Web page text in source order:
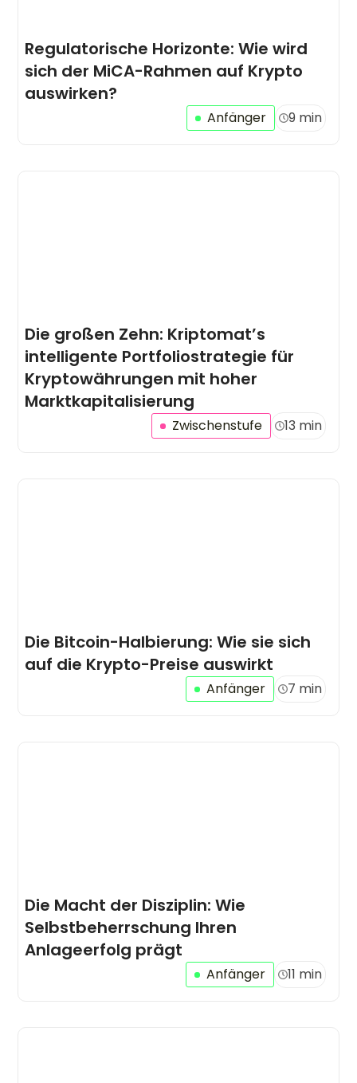
Regulatorische Horizonte: Wie wird
sich der MiCA-Rahmen auf Krypto
auswirken?
Anfänger 9 min
Die großen Zehn: Kriptomat’s
intelligente Portfoliostrategie für
Kryptowährungen mit hoher
Marktkapitalisierung
Zwischenstufe 13 min
Die Bitcoin-Halbierung: Wie sie sich
auf die Krypto-Preise auswirkt
Anfänger 7 min
Die Macht der Disziplin: Wie
Selbstbeherrschung Ihren
Anlageerfolg prägt
Anfänger 11 min